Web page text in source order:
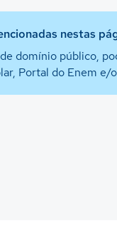
nestas
domínio público,
Portal do Enem e/